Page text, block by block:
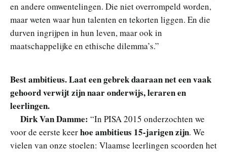
en andere omwentelingen. Die niet overrompeld worden,
maar weten waar hun talenten en tekorten liggen. En die
durven ingrijpen in hun leven, maar ook in
maatschappelijke en ethische dilemma’s.”
Best ambitieus. Laat een gebrek daaraan net een vaak
gehoord verwijt zijn naar onderwijs, leraren en
leerlingen.
Dirk Van Damme: “In PISA 2015 onderzochten we
voor de eerste keerhoe ambitieus 15-jarigen zijn. We
vielen van onze stoelen: Vlaamse leerlingen scoorden het